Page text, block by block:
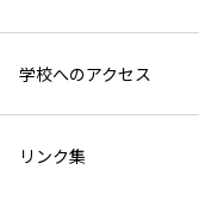
学校へのアクセス
リンク集